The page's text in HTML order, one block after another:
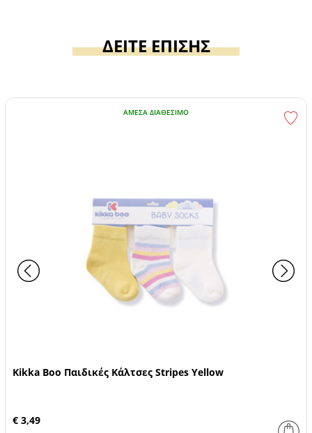
ΔΕΙΤΕ ΕΠΙΣΗΣ
ΆΜΕΣΑ ΔΙΑΘΈΣΙΜΟ
Kikka Boo Παιδικές Κάλτσες Stripes Yellow
€ 3,49